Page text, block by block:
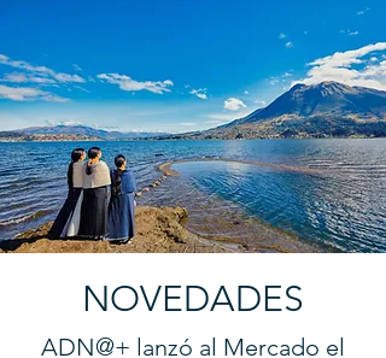
NOVEDADES
ADN@+ lanzó al Mercado el